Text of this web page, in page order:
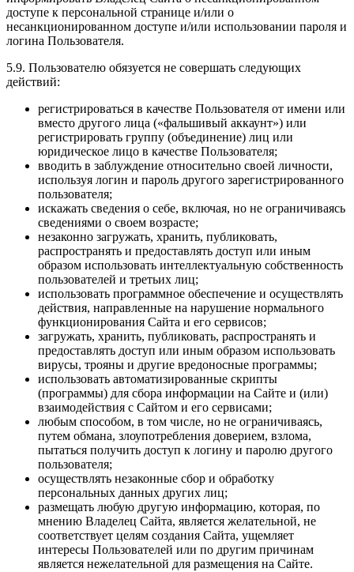
доступе к персональной странице и/или о
несанкционированном доступе и/или использовании пароля и
логина Пользователя.
5.9. Пользователю обязуется не совершать следующих
действий:
регистрироваться в качестве Пользователя от имени или
вместо другого лица («фальшивый аккаунт») или
регистрировать группу (объединение) лиц или
юридическое лицо в качестве Пользователя;
вводить в заблуждение относительно своей личности,
используя логин и пароль другого зарегистрированного
пользователя;
искажать сведения о себе, включая, но не ограничиваясь
сведениями о своем возрасте;
незаконно загружать, хранить, публиковать,
распространять и предоставлять доступ или иным
образом использовать интеллектуальную собственность
пользователей и третьих лиц;
использовать программное обеспечение и осуществлять
действия, направленные на нарушение нормального
функционирования Сайта и его сервисов;
загружать, хранить, публиковать, распространять и
предоставлять доступ или иным образом использовать
вирусы, трояны и другие вредоносные программы;
использовать автоматизированные скрипты
(программы) для сбора информации на Сайте и (или)
взаимодействия с Сайтом и его сервисами;
любым способом, в том числе, но не ограничиваясь,
путем обмана, злоупотребления доверием, взлома,
пытаться получить доступ к логину и паролю другого
пользователя;
осуществлять незаконные сбор и обработку
персональных данных других лиц;
размещать любую другую информацию, которая, по
мнению Владелец Сайта, является желательной, не
соответствует целям создания Сайта, ущемляет
интересы Пользователей или по другим причинам
является нежелательной для размещения на Сайте.